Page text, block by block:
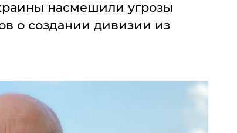
насмешили угрозы
о создании дивизии из